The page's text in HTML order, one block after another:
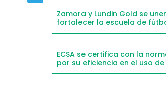
Zamora y Lundin Gold se
fortalecer la escuela de
ECSA se certifica con la
por su eficiencia en el uso